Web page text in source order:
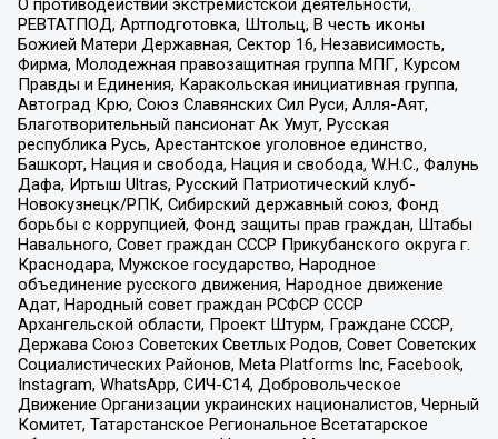
О противодействии экстремистской деятельности,
РЕВТАТПОД, Артподготовка, Штольц, В честь иконы
Божией Матери Державная, Сектор 16, Независимость,
Фирма, Молодежная правозащитная группа МПГ, Курсом
Правды и Единения, Каракольская инициативная группа,
Автоград Крю, Союз Славянских Сил Руси, Алля-Аят,
Благотворительный пансионат Ак Умут, Русская
республика Русь, Арестантское уголовное единство,
Башкорт, Нация и свобода, Нация и свобода, W.H.С., Фалунь
Дафа, Иртыш Ultras, Русский Патриотический клуб-
Новокузнецк/РПК, Сибирский державный союз, Фонд
борьбы с коррупцией, Фонд защиты прав граждан, Штабы
Навального, Совет граждан СССР Прикубанского округа г.
Краснодара, Мужское государство, Народное
объединение русского движения, Народное движение
Адат, Народный совет граждан РСФСР СССР
Архангельской области, Проект Штурм, Граждане СССР,
Держава Союз Советских Светлых Родов, Совет Советских
Социалистических Районов, Meta Platforms Inc, Facebook,
Instagram, WhatsApp, СИЧ-С14, Добровольческое
Движение Организации украинских националистов, Черный
Комитет, Татарстанское Региональное Всетатарское